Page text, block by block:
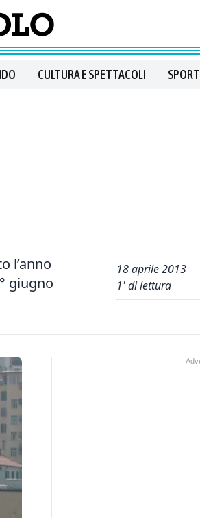
CULTURA E SPETTACOLI SPORT
l’anno
giugno
18 aprile 2013
1' di lettura